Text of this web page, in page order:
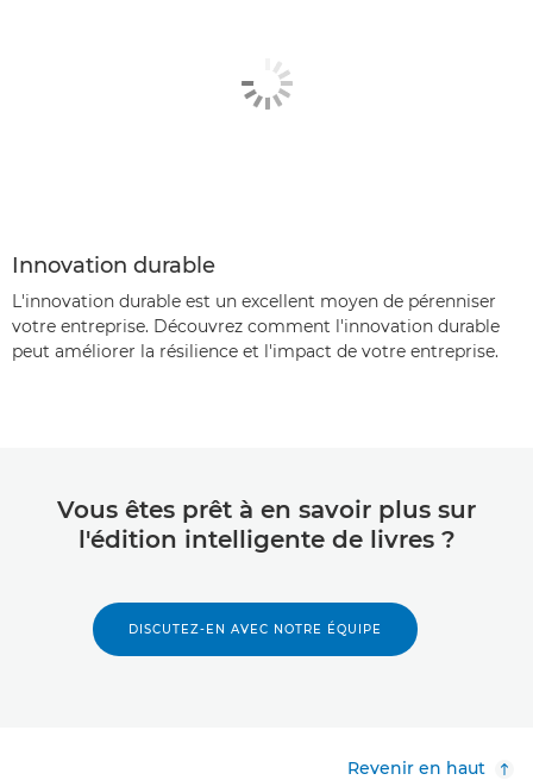
Innovation durable
L'innovation durable est un excellent moyen de pérenniser
votre entreprise. Découvrez comment l'innovation durable
peut améliorer la résilience et l'impact de votre entreprise.
Vous êtes prêt à en savoir plus sur
l'édition intelligente de livres ?
DISCUTEZ-EN AVEC NOTRE ÉQUIPE
Revenir en haut